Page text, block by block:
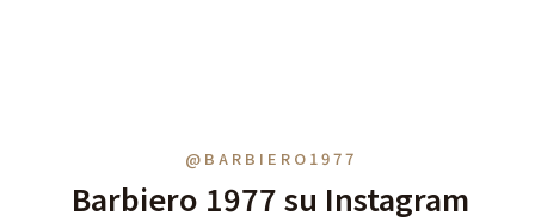
@BARBIERO1977
Barbiero 1977 su Instagram